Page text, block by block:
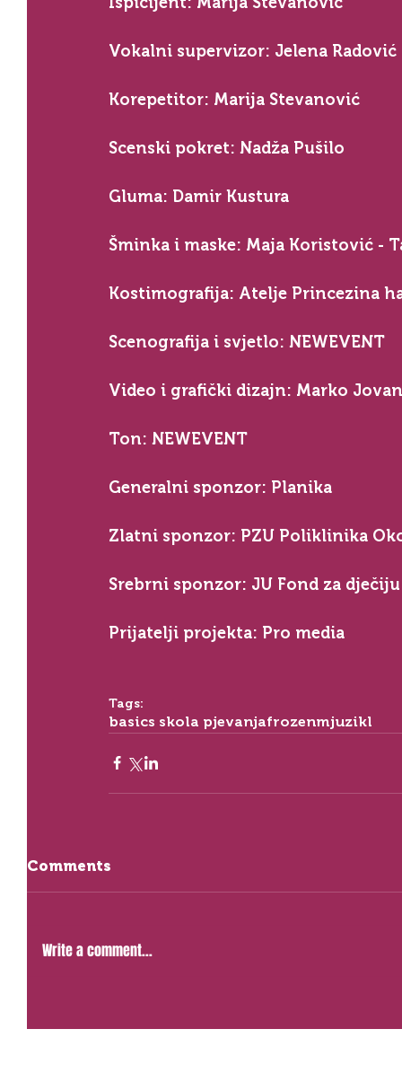
Vokalni supervizor: Jelena Radović
Korepetitor: Marija Stevanović
Scenski pokret: Nadža Pušilo
Gluma: Damir Kustura
Šminka i maske: Maja Koristović -
Kostimografija: Atelje Princezina
Scenografija i svjetlo: NEWEVENT
Video i grafički dizajn: Marko
Ton: NEWEVENT
Generalni sponzor: Planika
Zlatni sponzor: PZU Poliklinika
Srebrni sponzor: JU Fond za
Prijatelji projekta: Pro media
Tags:
basics skola pjevanjafrozenmjuzikl
Comments
Write a comment...